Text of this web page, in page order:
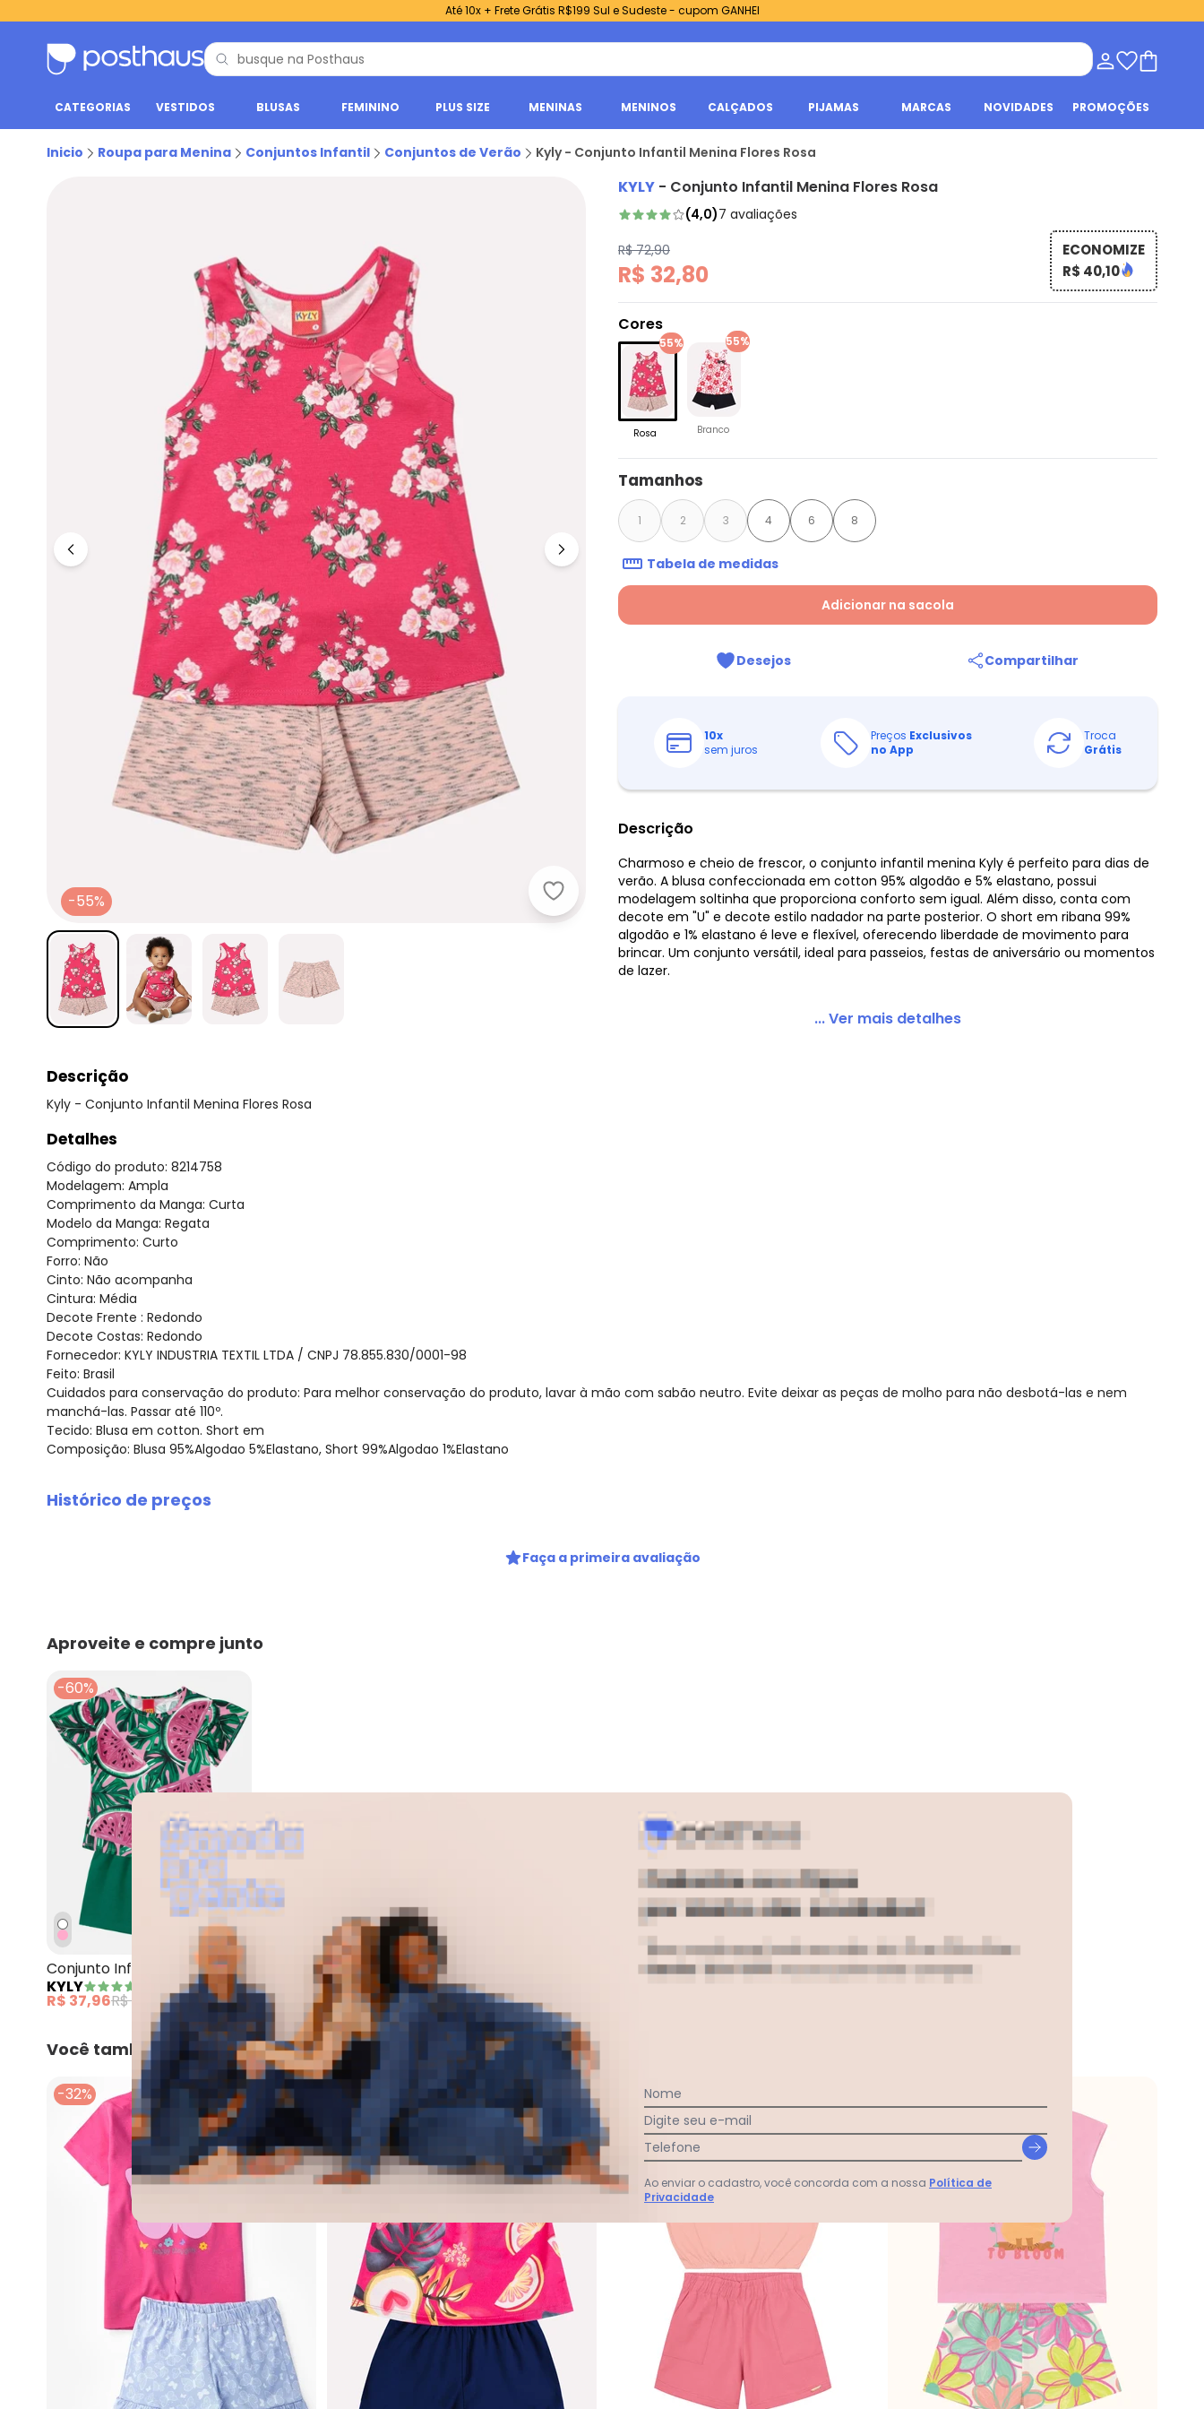
Até 10x + Frete Grátis R$199 Sul e Sudeste - cupom GANHEI
CATEGORIAS VESTIDOS BLUSAS FEMININO PLUS SIZE MENINAS MENINOS CALÇADOS PIJAMAS MARCAS NOVIDADES PROMOÇÕES
Inicio Roupa para Menina Conjuntos Infantil Conjuntos de Verão Kyly - Conjunto Infantil Menina Flores Rosa
Kyly - Conjunto Infantil Menina Flores Rosa
-55%
KYLY - Conjunto Infantil Menina Flores Rosa
(4,0)7 avaliações
R$ 72,90
R$ 32,80
ECONOMIZE
R$ 40,10
Cores
55%
Rosa
55%
Branco
Tamanhos
1 2 3 4 6 8
Tabela de medidas
Adicionar na sacola
Desejos Compartilhar
10x
sem juros
Preços Exclusivos
no App
Troca
Grátis
Descrição
Charmoso e cheio de frescor, o conjunto infantil menina Kyly é perfeito para dias de
verão. A blusa confeccionada em cotton 95% algodão e 5% elastano, possui
modelagem soltinha que proporciona conforto sem igual. Além disso, conta com
decote em "U" e decote estilo nadador na parte posterior. O short em ribana 99%
algodão e 1% elastano é leve e flexível, oferecendo liberdade de movimento para
brincar. Um conjunto versátil, ideal para passeios, festas de aniversário ou momentos
de lazer.
... Ver mais detalhes
Descrição
Kyly - Conjunto Infantil Menina Flores Rosa
Detalhes
Código do produto: 8214758
Modelagem: Ampla
Comprimento da Manga: Curta
Modelo da Manga: Regata
Comprimento: Curto
Forro: Não
Cinto: Não acompanha
Cintura: Média
Decote Frente : Redondo
Decote Costas: Redondo
Fornecedor: KYLY INDUSTRIA TEXTIL LTDA / CNPJ 78.855.830/0001-98
Feito: Brasil
Cuidados para conservação do produto: Para melhor conservação do produto, lavar à mão com sabão neutro. Evite deixar as peças de molho para não desbotá-las e nem
manchá-las. Passar até 110º.
Tecido: Blusa em cotton. Short em
Composição: Blusa 95%Algodao 5%Elastano, Short 99%Algodao 1%Elastano
Histórico de preços
abril/2026
fevereiro/2026
Faça a primeira avaliação
Aproveite e compre junto
-60%
Kyly - Conjunto Infantil Menina Melancia Rosa
Conjunto Infantil Menina
Melancia Rosa
KYLY
R$ 37,96R$ 94,90
Você também pode gostar
-32% -55% -75%Nome
Digite seu e-mail
Telefone
Ao enviar o cadastro, você concorda com a nossa Política de
Privacidade